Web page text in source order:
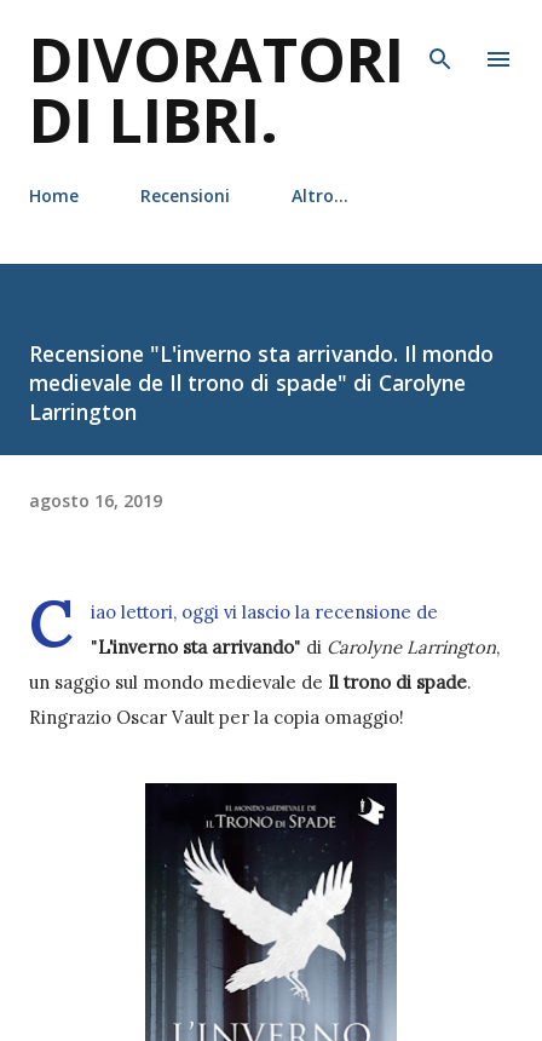
DIVORATORI
DI LIBRI.
Home Recensioni Altro…
Recensione "L'inverno sta arrivando. Il mondo
medievale de Il trono di spade" di Carolyne
Larrington
agosto 16, 2019
C
iao lettori, oggi vi lascio la recensione de
"L'inverno sta arrivando" di Carolyne Larrington,
un saggio sul mondo medievale de Il trono di spade.
Ringrazio Oscar Vault per la copia omaggio!